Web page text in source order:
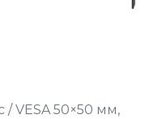
/ VESA 50×50 мм,